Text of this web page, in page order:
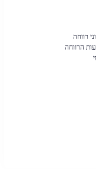
רווחה
הרווחה